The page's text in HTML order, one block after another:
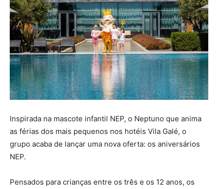
Inspirada na mascote infantil NEP, o Neptuno que anima
as férias dos mais pequenos nos hotéis Vila Galé, o
grupo acaba de lançar uma nova oferta: os aniversários
NEP.
Pensados para crianças entre os três e os 12 anos, os